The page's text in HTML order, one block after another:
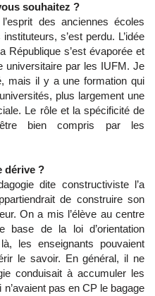
souhaitez ?
des anciennes écoles
s’est perdu. L’idée
République s’est évaporée et
universitaire par les IUFM. Je
mais il y a une formation qui
plus largement une
Le rôle et la spécificité de
être bien compris par les
dérive ?
dite constructiviste l’a
de construire son
On a mis l’élève au centre
base de la loi d’orientation
les enseignants pouvaient
le savoir. En général, il ne
conduisait à accumuler les
pas en CP le bagage